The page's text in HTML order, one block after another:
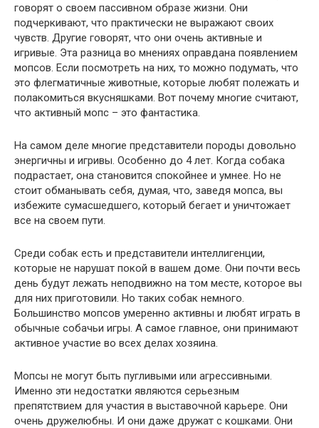
говорят о своем пассивном образе жизни. Они
подчеркивают, что практически не выражают своих
чувств. Другие говорят, что они очень активные и
игривые. Эта разница во мнениях оправдана появлением
мопсов. Если посмотреть на них, то можно подумать, что
это флегматичные животные, которые любят полежать и
полакомиться вкусняшками. Вот почему многие считают,
что активный мопс – это фантастика.
На самом деле многие представители породы довольно
энергичны и игривы. Особенно до 4 лет. Когда собака
подрастает, она становится спокойнее и умнее. Но не
стоит обманывать себя, думая, что, заведя мопса, вы
избежите сумасшедшего, который бегает и уничтожает
все на своем пути.
Среди собак есть и представители интеллигенции,
которые не нарушат покой в ​​вашем доме. Они почти весь
день будут лежать неподвижно на том месте, которое вы
для них приготовили. Но таких собак немного.
Большинство мопсов умеренно активны и любят играть в
обычные собачьи игры. А самое главное, они принимают
активное участие во всех делах хозяина.
Мопсы не могут быть пугливыми или агрессивными.
Именно эти недостатки являются серьезным
препятствием для участия в выставочной карьере. Они
очень дружелюбны. И они даже дружат с кошками. Они